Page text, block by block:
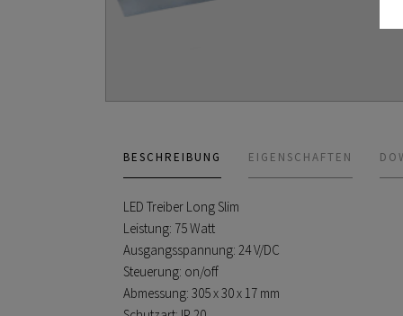
BESCHREIBUNG EIGENSCHAFTEN
LED Treiber Long Slim
Leistung: 75 Watt
Ausgangsspannung: 24 V/DC
Steuerung: on/off
Abmessung: 305 x 30 x 17 mm